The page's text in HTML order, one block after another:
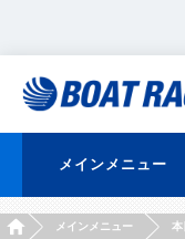
メインメニュー
HOMEメインメニュー 本